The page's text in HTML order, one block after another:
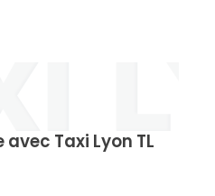
Taxi Lyon TL